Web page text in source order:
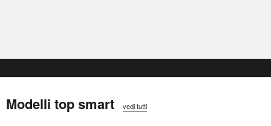
Modelli top smart vedi tutti